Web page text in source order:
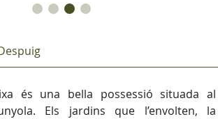
és una bella possessió situada al
Els jardins que l’envolten, la